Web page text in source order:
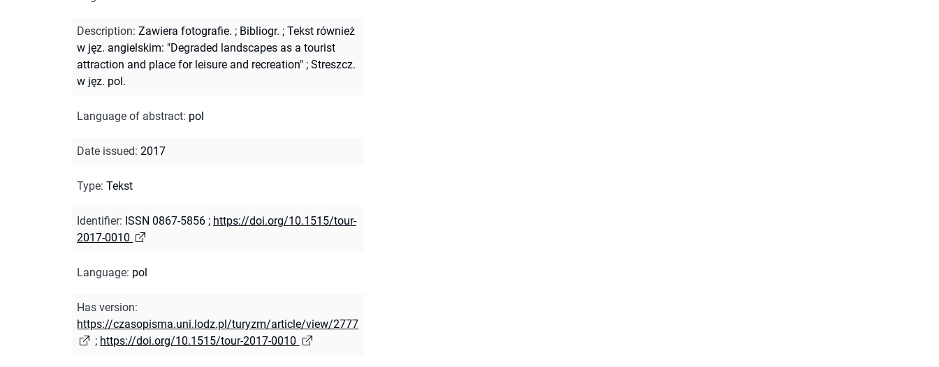
Description: Zawiera fotografie. ; Bibliogr. ; Tekst również
w jęz. angielskim: "Degraded landscapes as a tourist
attraction and place for leisure and recreation" ; Streszcz.
w jęz. pol.
Language of abstract: pol
Date issued: 2017
Type: Tekst
Identifier: ISSN 0867-5856 ; https://doi.org/10.1515/tour-
2017-0010
Language: pol
Has version:
https://czasopisma.uni.lodz.pl/turyzm/article/view/2777
; https://doi.org/10.1515/tour-2017-0010